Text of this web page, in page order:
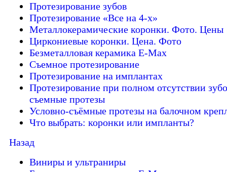
Протезирование зубов
Протезирование «Все на 4-х»
Металлокерамические коронки. Фото. Цены
Циркониевые коронки. Цена. Фото
Безметалловая керамика E-Max
Cъемное протезирование
Протезирование на имплантах
Протезирование при полном отсутствии
съемные протезы
Условно-съёмные протезы на балочном
Что выбрать: коронки или импланты?
Назад
Виниры и ультраниры